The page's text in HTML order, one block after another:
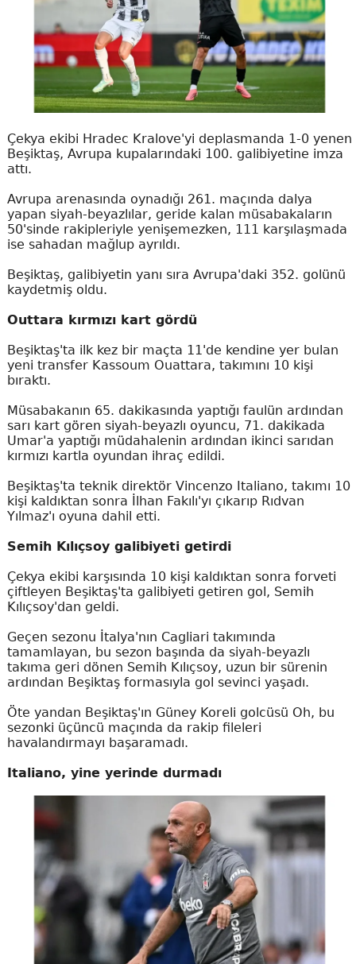
Çekya ekibi Hradec Kralove'yi deplasmanda 1-0 yenen
Beşiktaş, Avrupa kupalarındaki 100. galibiyetine imza
attı.
Avrupa arenasında oynadığı 261. maçında dalya
yapan siyah-beyazlılar, geride kalan müsabakaların
50'sinde rakipleriyle yenişemezken, 111 karşılaşmada
ise sahadan mağlup ayrıldı.
Beşiktaş, galibiyetin yanı sıra Avrupa'daki 352. golünü
kaydetmiş oldu.
Outtara kırmızı kart gördü
Beşiktaş'ta ilk kez bir maçta 11'de kendine yer bulan
yeni transfer Kassoum Ouattara, takımını 10 kişi
bıraktı.
Müsabakanın 65. dakikasında yaptığı faulün ardından
sarı kart gören siyah-beyazlı oyuncu, 71. dakikada
Umar'a yaptığı müdahalenin ardından ikinci sarıdan
kırmızı kartla oyundan ihraç edildi.
Beşiktaş'ta teknik direktör Vincenzo Italiano, takımı 10
kişi kaldıktan sonra İlhan Fakılı'yı çıkarıp Rıdvan
Yılmaz'ı oyuna dahil etti.
Semih Kılıçsoy galibiyeti getirdi
Çekya ekibi karşısında 10 kişi kaldıktan sonra forveti
çiftleyen Beşiktaş'ta galibiyeti getiren gol, Semih
Kılıçsoy'dan geldi.
Geçen sezonu İtalya'nın Cagliari takımında
tamamlayan, bu sezon başında da siyah-beyazlı
takıma geri dönen Semih Kılıçsoy, uzun bir sürenin
ardından Beşiktaş formasıyla gol sevinci yaşadı.
Öte yandan Beşiktaş'ın Güney Koreli golcüsü Oh, bu
sezonki üçüncü maçında da rakip fileleri
havalandırmayı başaramadı.
Italiano, yine yerinde durmadı